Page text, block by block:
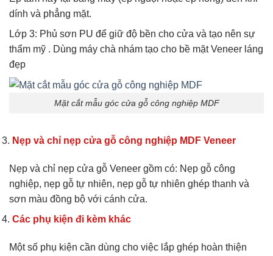
dính và phẳng mặt.
Lớp 3: Phủ sơn PU để giữ độ bền cho cửa và tạo nên sự
thẩm mỹ . Dùng máy chà nhám tạo cho bề mặt Veneer láng
đẹp
Mặt cắt mẫu góc cửa gỗ công nghiệp MDF
Nẹp và chỉ nẹp cửa gỗ công nghiệp MDF Veneer
Nẹp và chỉ nẹp cửa gỗ Veneer gồm có: Nẹp gỗ công
nghiệp, nẹp gỗ tự nhiên, nẹp gỗ tự nhiên ghép thanh và
sơn màu đồng bộ với cánh cửa.
Các phụ kiện đi kèm khác
Một số phụ kiện cần dùng cho việc lắp ghép hoàn thiện